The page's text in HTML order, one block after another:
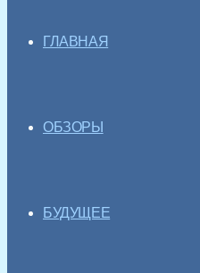
ГЛАВНАЯ
ОБЗОРЫ
БУДУЩЕЕ